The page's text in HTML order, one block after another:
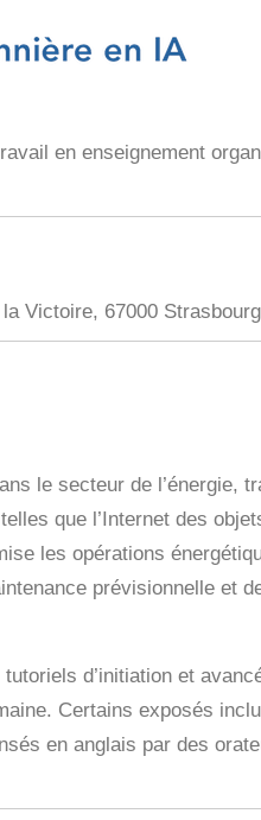
en enseignement
Victoire, 67000 Strasbourg
le secteur de l’énergie,
que l’Internet des
les opérations
prévisionnelle et
d’initiation et
Certains exposés
en anglais par des